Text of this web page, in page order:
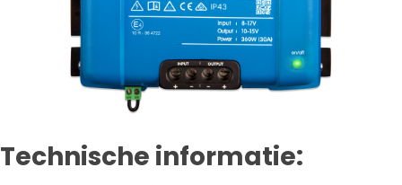
Technische informatie: